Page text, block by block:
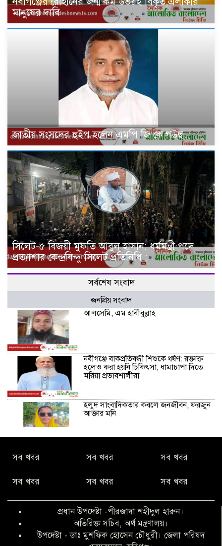
মানুষের দাবি
জাতীয় সংসদের হুইপ হলেন এমপি জি কে গউছ
সিলেট-৫ বিজয়ী মুফতি আবুল হাসান: ধর্মমন্ত্রী পদে
প্রত্যাশার কেন্দ্রবিন্দু সিলেট প্রতিনিধি :
সর্বশেষ সংবাদ
জনপ্রিয় সংবাদ
আলসেমি, এম হাবীবুল্লাহ
নবীগঞ্জে বাকপ্রতিবন্ধী শিশুকে ধর্ষণ: রক্তাক্ত
হলেও করা হয়নি চিকিৎসা, ধামাচাপা দিতে
মরিয়া প্রভাবশালীরা
হলুদ সাংবাদিকতার কবলে জনজীবন, ফরজুন
আক্তার মনি
কিবরিয়া
বৃত্তি পরীক্ষার সুযোগ করে দিলেন প্রধান শিক্ষক
ফারুক মাস্টার
আব্দুল হক তালুকদার ফাউন্ডেশন মানবতার
সব খবর সব খবর সব খবর
সব খবর সব খবর সব খবর
প্রধান উপদেষ্টা -পীরজাদা শহীদুল হারুন।
অতিরিক্ত সচিব, অর্থ মন্ত্রণালয়।
উপদেষ্টা - ডাঃ মুশফিক হোসেন চৌধুরী। জেলা পরিষদ